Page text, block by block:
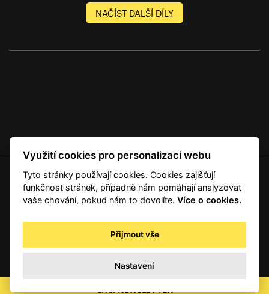
NAČÍST DALŠÍ DÍLY
© 2001 — 2026 Copyright CMI News a dodavatelé obsahu. |
Autorská práva
Zpracování osobních údajů - registrovaní a předplatitelé
Zpracování osobních údajů pro novinářské a další účely
Obchodní podmínky
Využití cookies pro personalizaci webu
Tyto stránky používají cookies. Cookies zajišťují
funkčnost stránek, případně nám pomáhají analyzovat
vaše chování, pokud nám to dovolíte.Více o cookies.
Přijmout vše
Nastavení
CHCI NEWSLETTER